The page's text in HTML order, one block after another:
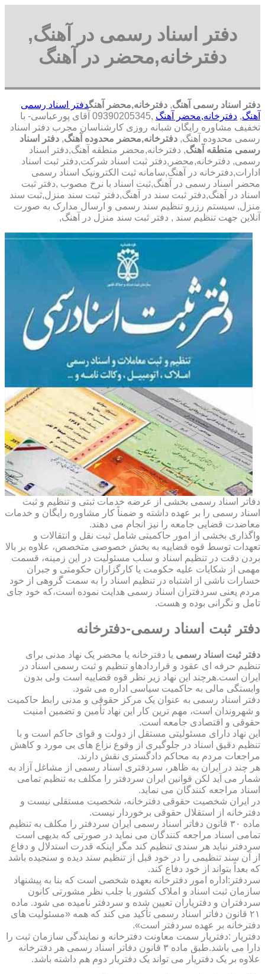
دفتر اسناد رسمی در آهنگ,
دفترخانه,محضر در آهنگ
دفتر اسناد رسمی آهنگ, دفترخانه,محضر آهنگدفتر اسناد رسمی
آهنگ, دفترخانه,محضر آهنگ
,09390205345 آقای پورعباسی- با
تخفیف مشاوره رايگان شبانه روزی کارشناسان مجرب دفتر اسناد
رسمی محدوده آهنگ, دفترخانه,محضر محدوده آهنگ, دفتر اسناد
رسمی منطقه آهنگ, دفترخانه,محضر منطقه آهنگ,دفتر اسناد
رسمی, دفترخانه,محضر,دفتر ثبت اسناد شرکت,دفتر ثبت اسناد
ادارات,دفترخانه در آهنگ,سامانه ثبت الکترونیک اسناد رسمی
محضر اسناد رسمی در آهنگ,ثبت اسناد با نرخ مصوب ,دفتر ثبت
اسناد در آهنگ,دفتر ثبت سند در آهنگ,دفتر ثبت سند منزل,ثبت سند
منزل, سیستم رزرو تنظیم سند رسمی و ارسال مدارک به صورت
آنلاین جهت تنظیم سند , دفتر ثبت سند منزل در آهنگ,
دفاتر اسناد رسمی بخشی از عرضه خدمات ثبتی و تنظیم و ثبت
اسناد رسمی را بر عهده داشته و ضمناً کار مشاوره رایگان و خدمات
معاضدت قضایی جامعه را نیز انجام می دهند.
واگذاری بخشی از امور حاکمیتی شامل ثبت نقل و انتقالات و
تعهدات توسط قوه قضاییه به بخش خصوصی متخصص، علاوه بر بالا
بردن دقت در تنظیم اسناد و سلب مسئولیت در این زمینه، قسمت
مهمی از شکایات علیه حکومت یا کارگزاران حکومتی و جبران
خسارات ناشی از اشتباه در تنظیم اسناد را به سمت گروهی از خود
مردم یعنی سردفتران اسناد رسمی هدایت نموده است،که خود جای
تامل و نگرانی بوده و هست.
دفتر ثبت اسناد رسمی-دفترخانه
دفتر ثبت اسناد رسمی یا دفترخانه یا محضر یک نهاد مدنی برای
تنظیم حرفه ای عقود و قراردادهاو تنظیم و ثبت رسمی اسناد در
ایران است.هرچند این نهاد زیر نظر قوه قضاییه است ولی بدون
وابستگی مالی به حاکمیت سیاسی اداره می شود.
دفتر اسناد رسمی به عنوان یک مرکز حقوقی و مدنی رابط حاکمیت
و شهروندان است، مهم ترین کار این نهاد تأمین و تضمین امنیت
حقوقی و اقتصادی جامعه است.
این نهاد دارای مسئولیتی مستقل از دولت و قوای حاکم است و با
تنظیم دقیق اسناد در جلوگیری از وقوع نزاع های بی مورد و کاهش
مراجعات مردم به محاکم دادگستری نقش دارند.
هر چند در ایران به ظاهر، سردفتری اسناد رسمی از مشاغل آزاد به
شمار می آید لکن قوانین ایران سردفتر را مکلف به تنظیم تمامی
اسناد مراجعه کنندگان می نماید.
در ایران شخصیت حقوقی دفترخانه، شخصیت مستقلی نیست و
دفترخانه از استقلال حقوقی برخوردار نیست.
ماده ۳۰ قانون دفاتر اسناد رسمی ایران سردفتر را مکلف به تنظیم
تمامی اسناد مراجعه کنندگان می نماید در صورتی که بدیهی است
سردفتر نباید هر سندی تنظیم کند مگر اینکه قدرت استدلال و دفاع
از آن سند تنظیمی را در خود قبل از تنظیم سند دیده و سنجیده باشد
که بعداً بتواند از خود دفاع کند.
سردفتر:اداره امور دفترخانه بعهده شخصی است که بنا به پیشنهاد
سازمان ثبت اسناد و املاک کشور با جلب نظر مشورتی کانون
سردفتران و دفتریاران تعیین شده و سردفتر نامیده می شود. ماده
۲۱ قانون دفاتر اسناد رسمی تأکید می کند که همه «مسئولیت های
دفترخانه بر عهده سردفتر است».
دفتریار :دفتریار سمت معاونت دفترخانه و نمایندگی سازمان ثبت را
دارا می باشد.طبق ماده ۳ قانون دفاتر اسناد رسمی هر دفترخانه
علاوه بر یک دفتریار می تواند یک دفتریار دوم هم داشته باشد.